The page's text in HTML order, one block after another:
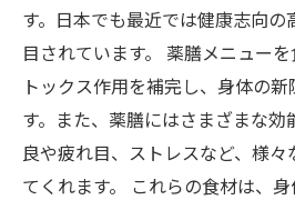
す。日本でも最近では健康志向
目されています。 薬膳メニュー
トックス作用を補完し、身体の
す。また、薬膳にはさまざまな
良や疲れ目、ストレスなど、様
てくれます。 これらの食材は、